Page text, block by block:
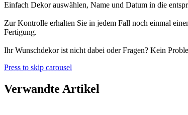
Einfach Dekor auswählen, Name und Datum in die
Zur Kontrolle erhalten Sie in jedem Fall noch einmal
Fertigung.
Ihr Wunschdekor ist nicht dabei oder Fragen? Kein
Press to skip carousel
Verwandte Artikel